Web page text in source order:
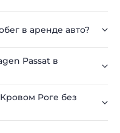
в аренде авто?
Passat в
Роге без